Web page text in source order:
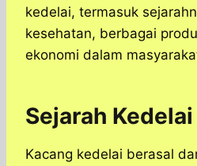
kedelai, termasuk
kesehatan, berbagai
ekonomi dalam
Sejarah
Kacang kedelai berasal